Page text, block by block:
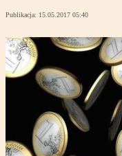
Publikacja: 15.05.2017 05:40